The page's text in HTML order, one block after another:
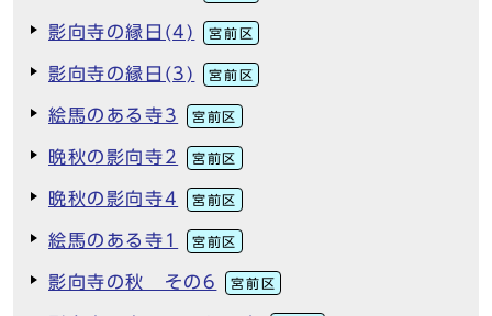
影向寺の縁日(4) 宮前区
影向寺の縁日(3) 宮前区
絵馬のある寺3 宮前区
晩秋の影向寺2 宮前区
晩秋の影向寺4 宮前区
絵馬のある寺1 宮前区
影向寺の秋 その6 宮前区